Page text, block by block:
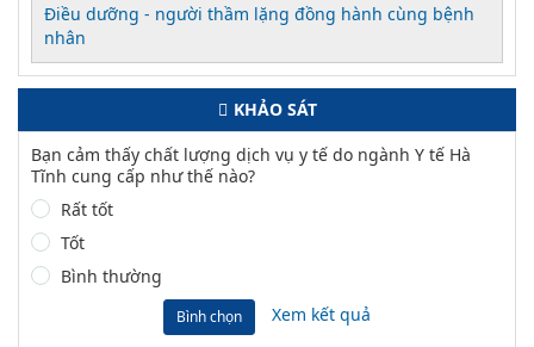
Điều dưỡng - người thầm lặng đồng hành cùng bệnh
nhân
KHẢO SÁT
Bạn cảm thấy chất lượng dịch vụ y tế do ngành Y tế Hà
Tĩnh cung cấp như thế nào?
Rất tốt
Tốt
Bình thường
Bình chọn Xem kết quả